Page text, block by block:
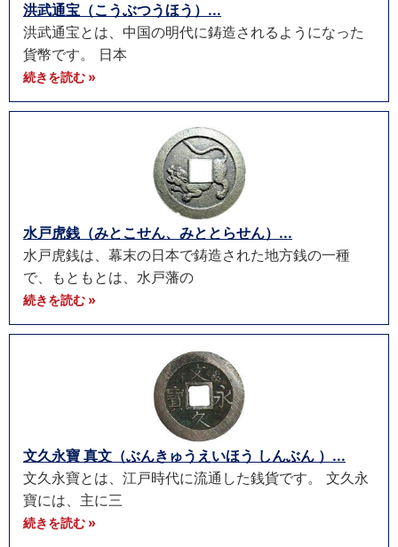
洪武通宝（こうぶつうほう）...
洪武通宝とは、中国の明代に鋳造されるようになった
貨幣です。 日本
続きを読む »
水戸虎銭（みとこせん、みととらせん）...
水戸虎銭は、幕末の日本で鋳造された地方銭の一種
で、もともとは、水戸藩の
続きを読む »
文久永寶 真文（ぶんきゅうえいほう しんぶん ）...
文久永寶とは、江戸時代に流通した銭貨です。 文久永
寶には、主に三
続きを読む »